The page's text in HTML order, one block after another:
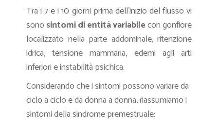
Tra i 7 e i 10 giorni prima dell’inizio del flusso vi
sono sintomi di entità variabilecon gonfiore
localizzato nella parte addominale, ritenzione
idrica, tensione mammaria, edemi agli arti
inferiori e instabilità psichica.
Considerando che i sintomi possono variare da
ciclo a ciclo e da donna a donna, riassumiamo i
sintomi della sindrome premestruale: